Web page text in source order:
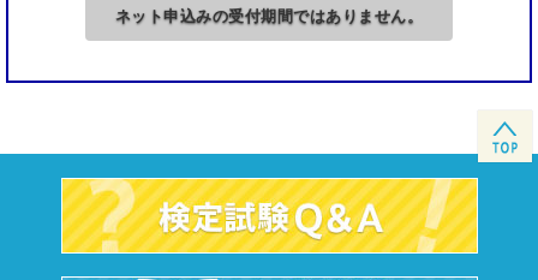
試験中の飲食、喫煙はできません。
や、気分が悪くなった場合は、手を挙げるなどして
試験委員にお知らせください。
試験問題を含め、試験に関して知りえた情報全般の
ネット申込みの受付期間ではありません。